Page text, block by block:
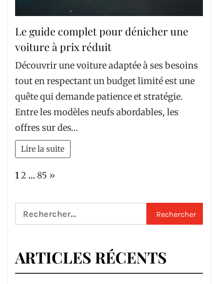
Le guide complet pour dénicher une
voiture à prix réduit
Découvrir une voiture adaptée à ses besoins
tout en respectant un budget limité est une
quête qui demande patience et stratégie.
Entre les modèles neufs abordables, les
offres sur des…
Lire la suite
Page:
12 … 85 Next
»
Rechercher :
ARTICLES RÉCENTS